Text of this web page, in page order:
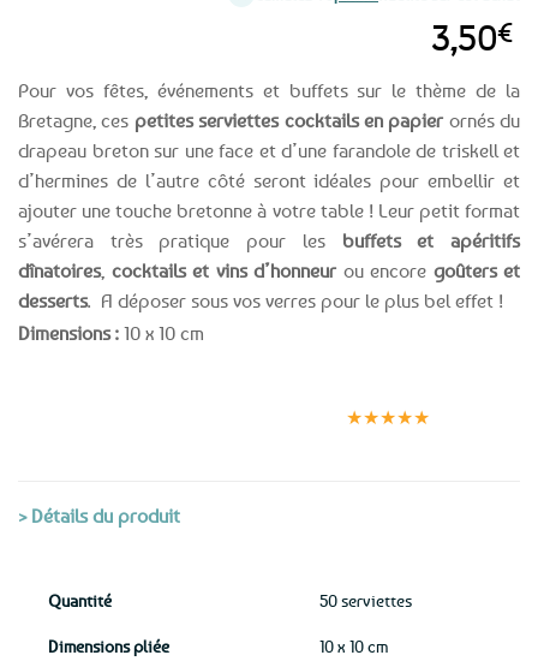
Pour vos fêtes, événements et buffets sur le thème de la
Bretagne, ces petites serviettes cocktails en papier ornés du
drapeau breton sur une face et d’une farandole de triskell et
d’hermines de l’autre côté seront idéales pour embellir et
ajouter une touche bretonne à votre table ! Leur petit format
s’avérera très pratique pour les buffets et apéritifs
dînatoires, cocktails et vins d’honneur ou encore goûters et
desserts. A déposer sous vos verres pour le plus bel effet !
Dimensions : 10 x 10 cm
3,50€
★★★★★
> Détails du produit
Quantité 50 serviettes
Dimensions pliée 10 x 10 cm